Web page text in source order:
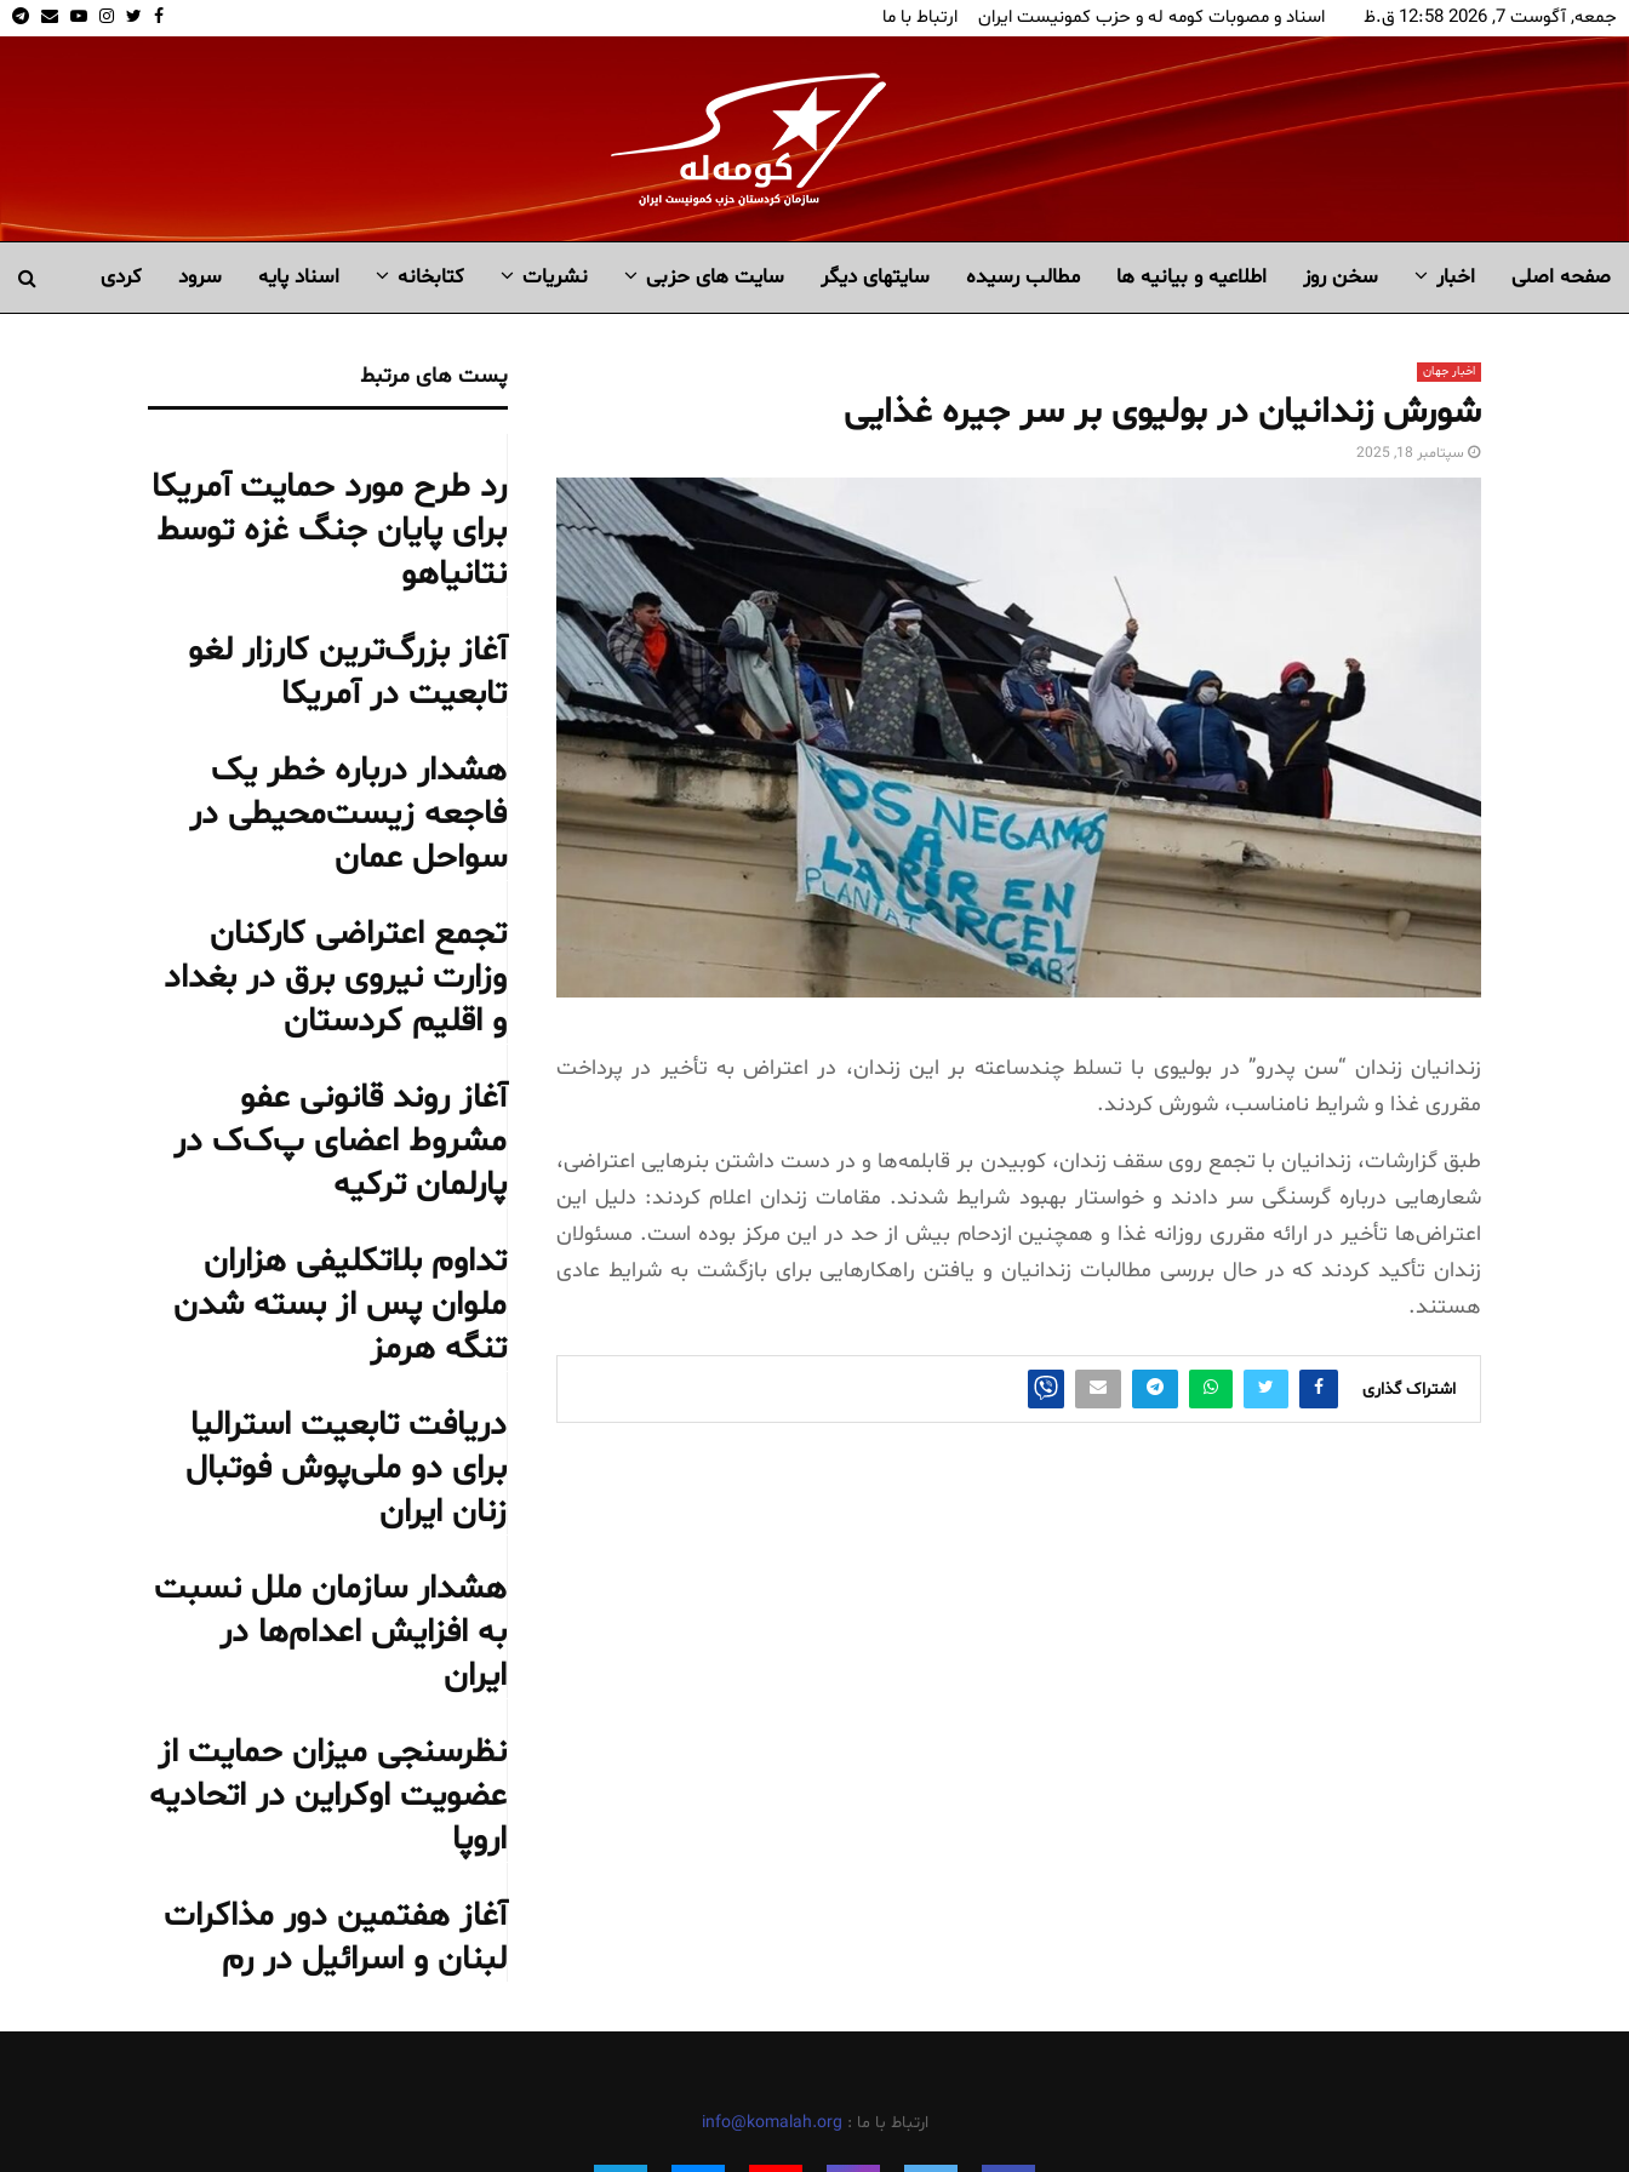
جمعه, آگوست 7, 2026 12:58 ق.ظ اسناد و مصوبات کومه له و حزب کمونیست ایران ارتباط با ما Facebook
Twitter
Instagram
Youtube
Email
صفحه اصلی اخبار سخن روز اطلاعیه و بیانیه ها مطالب رسیده سايتهاى ديگر سایت های حزبی نشریات کتابخانە اسناد پایه سرود کردی
اخبار جهان
شورش زندانیان در بولیوی بر سر جیره غذایی
سپتامبر 18, 2025
زندانیان زندان “سن پدرو” در بولیوی با تسلط چندساعته بر این زندان، در اعتراض به تأخیر در پرداخت
مقرری غذا و شرایط نامناسب، شورش کردند.
طبق گزارشات، زندانیان با تجمع روی سقف زندان، کوبیدن بر قابلمه‌ها و در دست داشتن بنرهایی اعتراضی،
شعارهایی درباره گرسنگی سر دادند و خواستار بهبود شرایط شدند. مقامات زندان اعلام کردند: دلیل این
اعتراض‌ها تأخیر در ارائه مقرری روزانه غذا و همچنین ازدحام بیش از حد در این مرکز بوده است. مسئولان
زندان تأکید کردند که در حال بررسی مطالبات زندانیان و یافتن راهکارهایی برای بازگشت به شرایط عادی
هستند.
اشتراک گذاری
پست های مرتبط
رد طرح مورد حمایت آمریکا
برای پایان جنگ غزه توسط
نتانیاهو
آغاز بزرگ‌ترین کارزار لغو
تابعیت در آمریکا
هشدار درباره خطر یک
فاجعه زیست‌محیطی در
سواحل عمان
تجمع اعتراضی کارکنان
وزارت نیروی برق در بغداد
و اقلیم کردستان
آغاز روند قانونی عفو
مشروط اعضای پ‌ک‌ک در
پارلمان ترکیه
تداوم بلاتکلیفی هزاران
ملوان پس از بسته شدن
تنگه هرمز
دریافت تابعیت استرالیا
برای دو ملی‌پوش فوتبال
زنان ایران
هشدار سازمان ملل نسبت
به افزایش اعدام‌ها در
ایران
نظرسنجی میزان حمایت از
عضویت اوکراین در اتحادیه
اروپا
آغاز هفتمین دور مذاکرات
لبنان و اسرائیل در رم
ارتباط با ما : info@komalah.org